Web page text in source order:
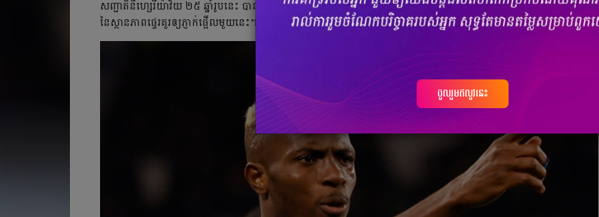
សញ្ជាតិ​នីហ្សេរីយ៉ា​វ័យ ២៥ ឆ្នាំ​រូប​នេះ បាន​ទៅ​ចូល​រួម​ជាមួយ​ក្លឹប​ទួរគី​ក្នុង​នាម​ជា​កីឡាករ​ខ្ចី​ជើង​ទៅ​វិញ។ ខាង​ក្រោម​ជា​ដំណើរ​ដើម​ទង​
នៃ​ស្ថាន​ភាព​ផ្ទេរ​គួរ​ឲ្យ​ភ្ញាក់​ផ្អើល​មួយ​នេះ។
ចូលរួមឥលូវនេះ